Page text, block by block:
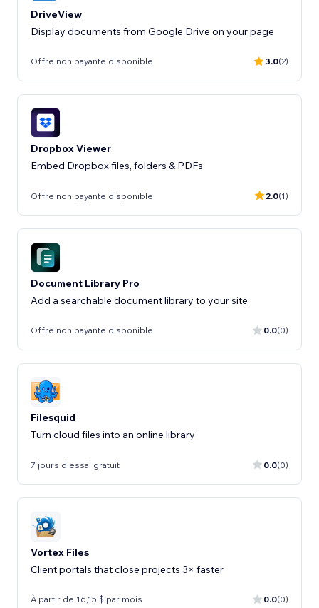
DriveView
Display documents from Google Drive on your page
Offre non payante disponible 3.0(2)
Dropbox Viewer
Embed Dropbox files, folders & PDFs
Offre non payante disponible 2.0(1)
Document Library Pro
Add a searchable document library to your site
Offre non payante disponible 0.0(0)
Filesquid
Turn cloud files into an online library
7 jours d'essai gratuit 0.0(0)
Vortex Files
Client portals that close projects 3× faster
À partir de 16,15 $ par mois 0.0(0)